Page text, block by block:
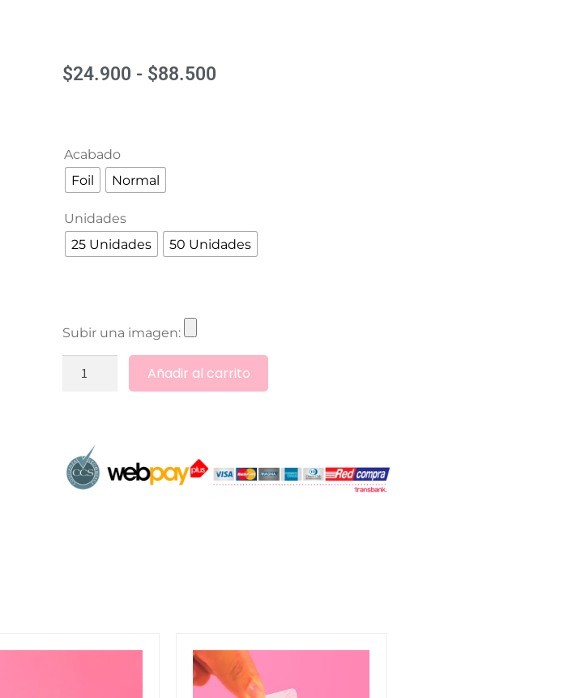
$24.900 - $88.500
Acabado
Foil
Normal
Unidades
25 Unidades
50 Unidades
Subir una imagen:
Añadir al carrito